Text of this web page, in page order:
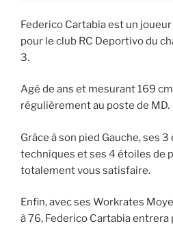
Federico Cartabia est un
pour le club RC Deportivo du
3.
Agé de ans et mesurant 169
régulièrement au poste de MD.
Grâce à son pied Gauche, ses
techniques et ses 4 étoiles de
totalement vous satisfaire.
Enfin, avec ses Workrates
à 76, Federico Cartabia